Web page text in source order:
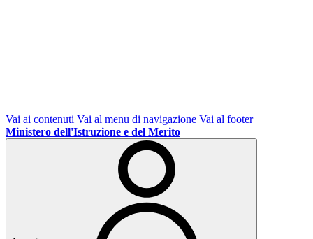
Vai ai contenuti Vai al menu di navigazione Vai al footer
Ministero dell'Istruzione e del Merito